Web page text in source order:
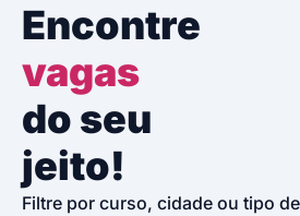
Encontre
vagas
do seu
jeito!
Filtre por curso, cidade ou tipo